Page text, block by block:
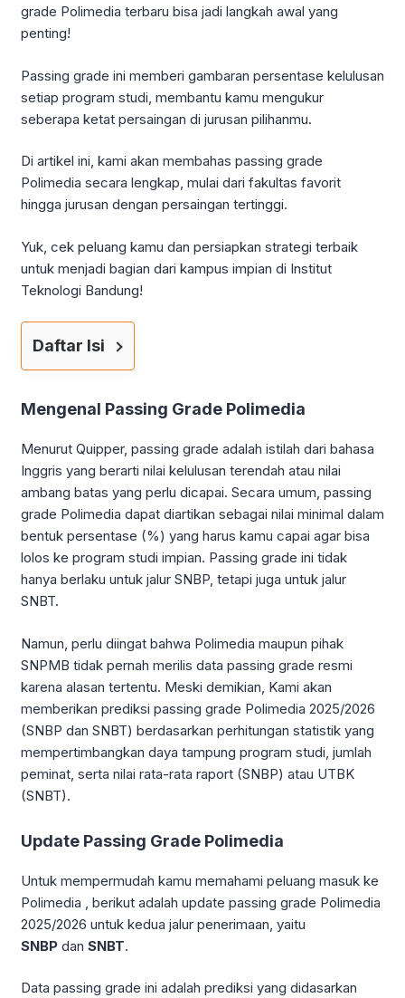
grade Polimedia terbaru bisa jadi langkah awal yang
penting!
Passing grade ini memberi gambaran persentase kelulusan
setiap program studi, membantu kamu mengukur
seberapa ketat persaingan di jurusan pilihanmu.
Di artikel ini, kami akan membahas passing grade
Polimedia secara lengkap, mulai dari fakultas favorit
hingga jurusan dengan persaingan tertinggi.
Yuk, cek peluang kamu dan persiapkan strategi terbaik
untuk menjadi bagian dari kampus impian di Institut
Teknologi Bandung!
Daftar Isi
Mengenal Passing Grade Polimedia
Menurut Quipper, passing grade adalah istilah dari bahasa
Inggris yang berarti nilai kelulusan terendah atau nilai
ambang batas yang perlu dicapai. Secara umum, passing
grade Polimedia dapat diartikan sebagai nilai minimal dalam
bentuk persentase (%) yang harus kamu capai agar bisa
lolos ke program studi impian. Passing grade ini tidak
hanya berlaku untuk jalur SNBP, tetapi juga untuk jalur
SNBT.
Namun, perlu diingat bahwa Polimedia maupun pihak
SNPMB tidak pernah merilis data passing grade resmi
karena alasan tertentu. Meski demikian, Kami akan
memberikan prediksi passing grade Polimedia 2025/2026
(SNBP dan SNBT) berdasarkan perhitungan statistik yang
mempertimbangkan daya tampung program studi, jumlah
peminat, serta nilai rata-rata raport (SNBP) atau UTBK
(SNBT).
Update Passing Grade Polimedia
Untuk mempermudah kamu memahami peluang masuk ke
Polimedia , berikut adalah update passing grade Polimedia
2025/2026 untuk kedua jalur penerimaan, yaitu
SNBP dan SNBT.
Data passing grade ini adalah prediksi yang didasarkan